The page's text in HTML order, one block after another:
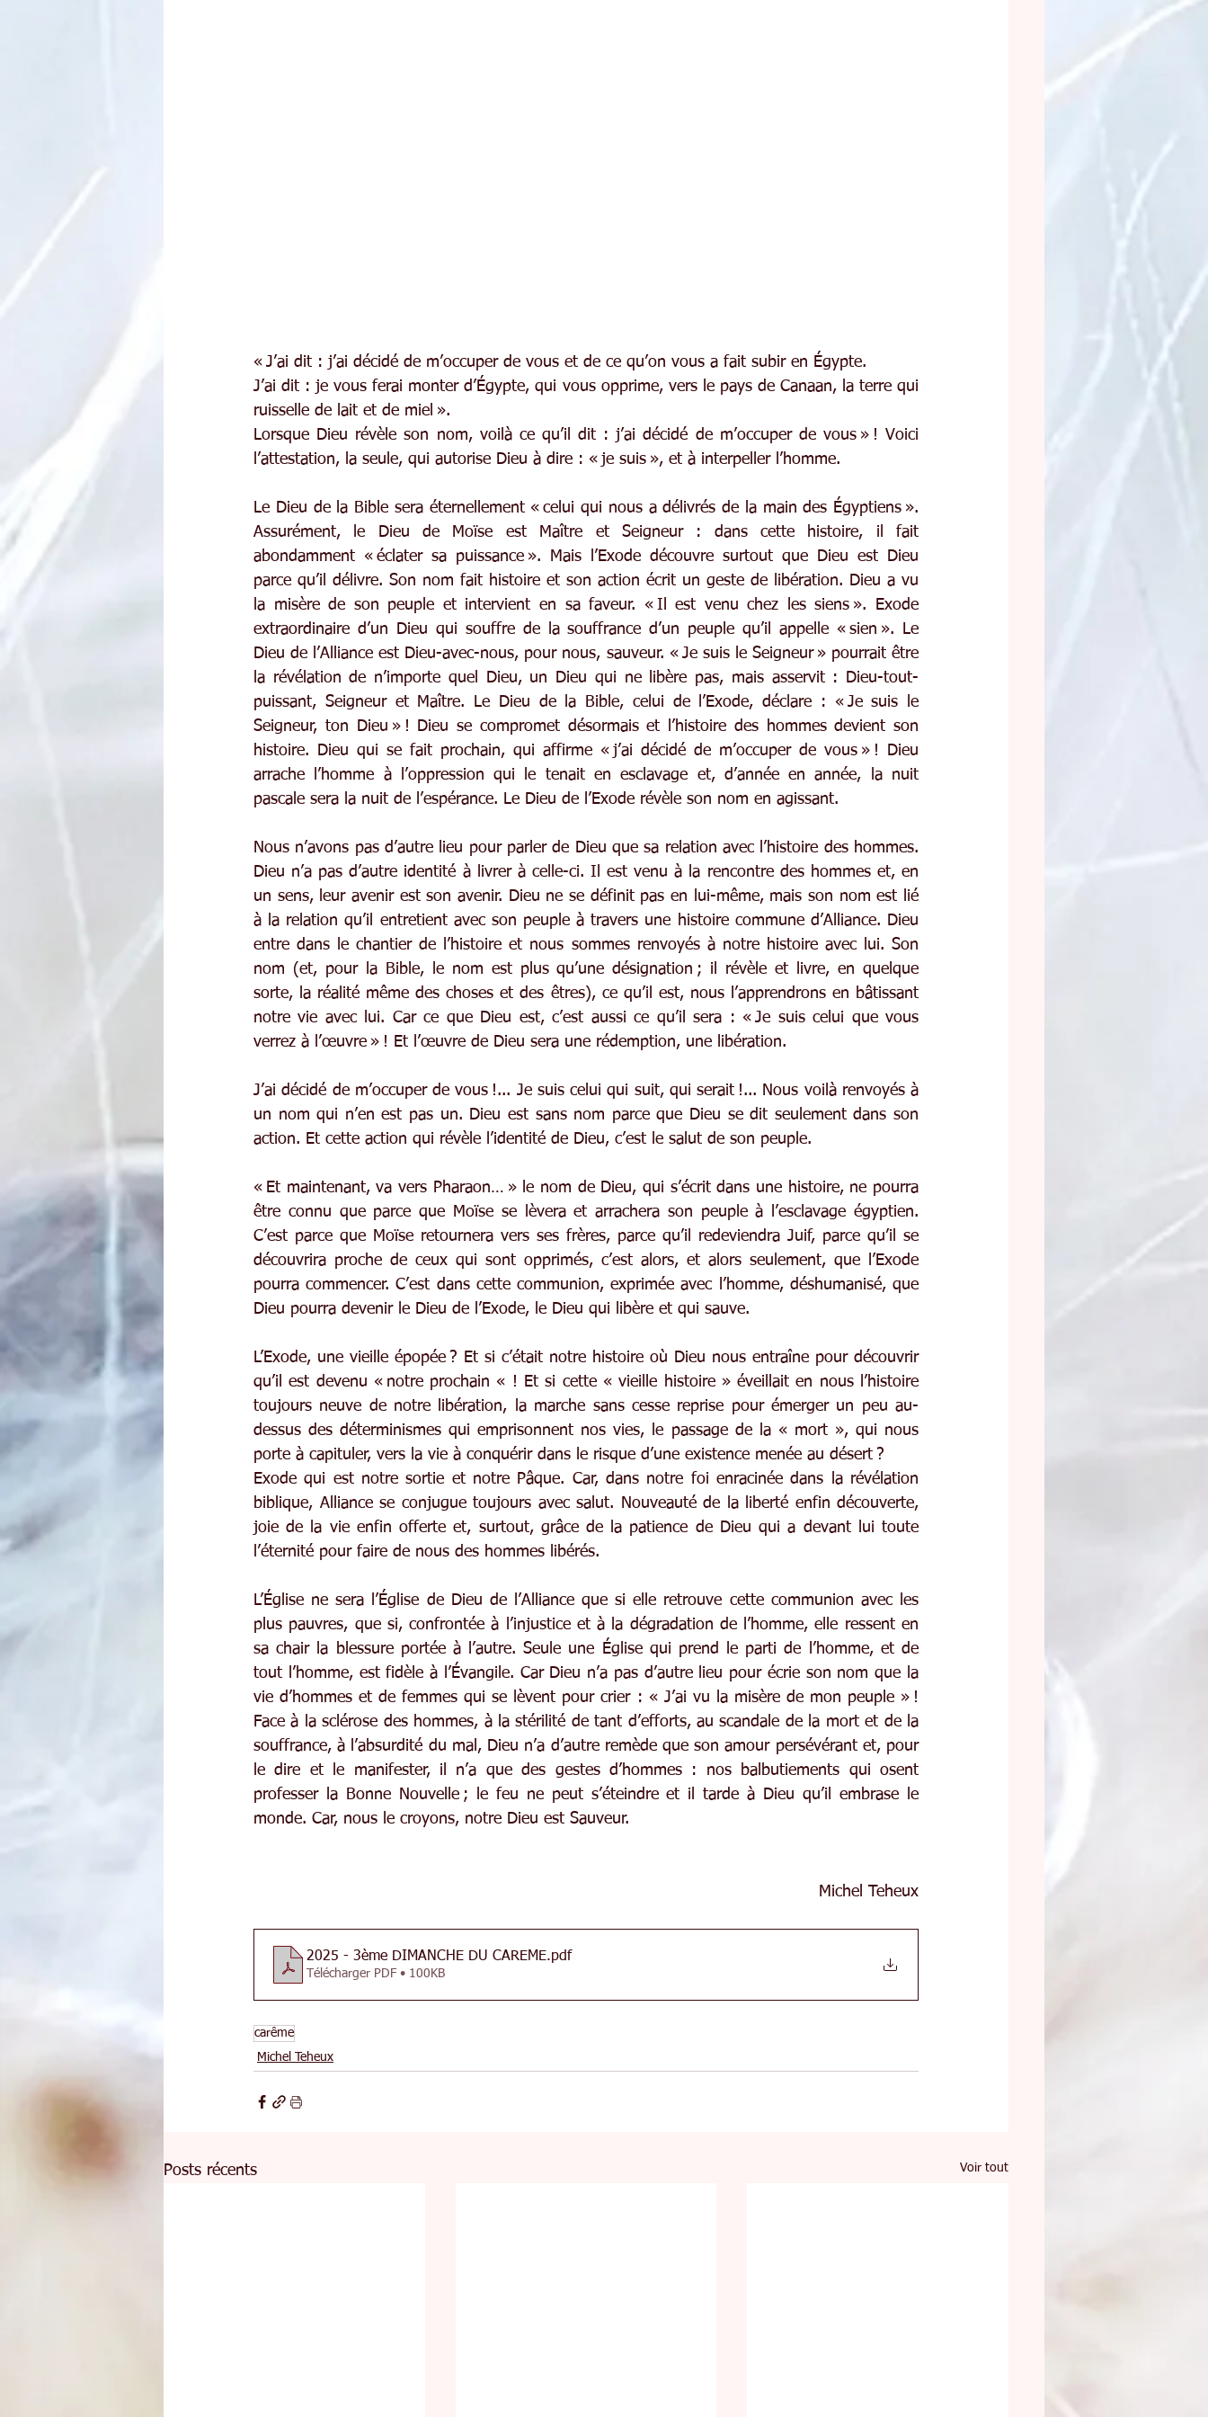
« J’ai dit : j’ai décidé de m’occuper de vous et de ce qu’on vous a fait subir en Égypte.
J’ai dit : je vous ferai monter d’Égypte, qui vous opprime, vers le pays de Canaan, la terre qui
ruisselle de lait et de miel ».
Lorsque Dieu révèle son nom, voilà ce qu’il dit : j’ai décidé de m’occuper de vous » ! Voici
l’attestation, la seule, qui autorise Dieu à dire : « je suis », et à interpeller l’homme.
Le Dieu de la Bible sera éternellement « celui qui nous a délivrés de la main des Égyptiens ».
Assurément, le Dieu de Moïse est Maître et Seigneur : dans cette histoire, il fait
abondamment « éclater sa puissance ». Mais l’Exode découvre surtout que Dieu est Dieu
parce qu’il délivre. Son nom fait histoire et son action écrit un geste de libération. Dieu a vu
la misère de son peuple et intervient en sa faveur. « Il est venu chez les siens ». Exode
extraordinaire d’un Dieu qui souffre de la souffrance d’un peuple qu’il appelle « sien ». Le
Dieu de l’Alliance est Dieu-avec-nous, pour nous, sauveur. « Je suis le Seigneur » pourrait être
la révélation de n’importe quel Dieu, un Dieu qui ne libère pas, mais asservit : Dieu-tout-
puissant, Seigneur et Maître. Le Dieu de la Bible, celui de l’Exode, déclare : « Je suis le
Seigneur, ton Dieu » ! Dieu se compromet désormais et l’histoire des hommes devient son
histoire. Dieu qui se fait prochain, qui affirme « j’ai décidé de m’occuper de vous » ! Dieu
arrache l’homme à l’oppression qui le tenait en esclavage et, d’année en année, la nuit
pascale sera la nuit de l’espérance. Le Dieu de l’Exode révèle son nom en agissant.
Nous n’avons pas d’autre lieu pour parler de Dieu que sa relation avec l’histoire des hommes.
Dieu n’a pas d’autre identité à livrer à celle-ci. Il est venu à la rencontre des hommes et, en
un sens, leur avenir est son avenir. Dieu ne se définit pas en lui-même, mais son nom est lié
à la relation qu’il entretient avec son peuple à travers une histoire commune d’Alliance. Dieu
entre dans le chantier de l’histoire et nous sommes renvoyés à notre histoire avec lui. Son
nom (et, pour la Bible, le nom est plus qu’une désignation ; il révèle et livre, en quelque
sorte, la réalité même des choses et des êtres), ce qu’il est, nous l’apprendrons en bâtissant
notre vie avec lui. Car ce que Dieu est, c’est aussi ce qu’il sera : « Je suis celui que vous
verrez à l’œuvre » ! Et l’œuvre de Dieu sera une rédemption, une libération.
J’ai décidé de m’occuper de vous !... Je suis celui qui suit, qui serait !... Nous voilà renvoyés à
un nom qui n’en est pas un. Dieu est sans nom parce que Dieu se dit seulement dans son
action. Et cette action qui révèle l’identité de Dieu, c’est le salut de son peuple.
« Et maintenant, va vers Pharaon… » le nom de Dieu, qui s’écrit dans une histoire, ne pourra
être connu que parce que Moïse se lèvera et arrachera son peuple à l’esclavage égyptien.
C’est parce que Moïse retournera vers ses frères, parce qu’il redeviendra Juif, parce qu’il se
découvrira proche de ceux qui sont opprimés, c’est alors, et alors seulement, que l’Exode
pourra commencer. C’est dans cette communion, exprimée avec l’homme, déshumanisé, que
Dieu pourra devenir le Dieu de l’Exode, le Dieu qui libère et qui sauve.
L’Exode, une vieille épopée ? Et si c’était notre histoire où Dieu nous entraîne pour découvrir
qu’il est devenu « notre prochain « ! Et si cette « vieille histoire » éveillait en nous l’histoire
toujours neuve de notre libération, la marche sans cesse reprise pour émerger un peu au-
dessus des déterminismes qui emprisonnent nos vies, le passage de la « mort », qui nous
porte à capituler, vers la vie à conquérir dans le risque d’une existence menée au désert ?
Exode qui est notre sortie et notre Pâque. Car, dans notre foi enracinée dans la révélation
biblique, Alliance se conjugue toujours avec salut. Nouveauté de la liberté enfin découverte,
joie de la vie enfin offerte et, surtout, grâce de la patience de Dieu qui a devant lui toute
l’éternité pour faire de nous des hommes libérés.
L’Église ne sera l’Église de Dieu de l’Alliance que si elle retrouve cette communion avec les
plus pauvres, que si, confrontée à l’injustice et à la dégradation de l’homme, elle ressent en
sa chair la blessure portée à l’autre. Seule une Église qui prend le parti de l’homme, et de
tout l’homme, est fidèle à l’Évangile. Car Dieu n’a pas d’autre lieu pour écrie son nom que la
vie d’hommes et de femmes qui se lèvent pour crier : « J’ai vu la misère de mon peuple » !
Face à la sclérose des hommes, à la stérilité de tant d’efforts, au scandale de la mort et de la
souffrance, à l’absurdité du mal, Dieu n’a d’autre remède que son amour persévérant et, pour
le dire et le manifester, il n’a que des gestes d’hommes : nos balbutiements qui osent
professer la Bonne Nouvelle ; le feu ne peut s’éteindre et il tarde à Dieu qu’il embrase le
monde. Car, nous le croyons, notre Dieu est Sauveur.
Michel Teheux
2025 - 3ème DIMANCHE DU CAREME.pdf
Télécharger PDF • 100KB
carême
Michel Teheux
Posts récents Voir tout